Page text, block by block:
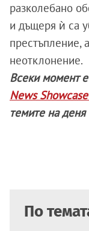
разколебано
и дъщеря ѝ са
престъпление,
неотклонение.
Всеки момент
News Showcase
темите на деня
По